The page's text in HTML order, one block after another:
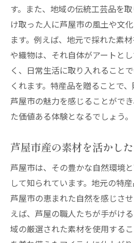
す。また、地域の伝統工芸品を
け取った人に芦屋市の風土や文
ます。例えば、地元で採れた素
や織物は、それ自体がアートと
く、日常生活に取り入れること
くれます。特産品を贈ることで
芦屋市の魅力を感じることがで
た価値ある体験となるでしょう。
芦屋市産の素材を活かし
芦屋市は、その豊かな自然環境
して知られています。地元の特
芦屋市の恵まれた自然を感じさ
えば、芦屋の職人たちが手がけ
域の厳選された素材を使用する